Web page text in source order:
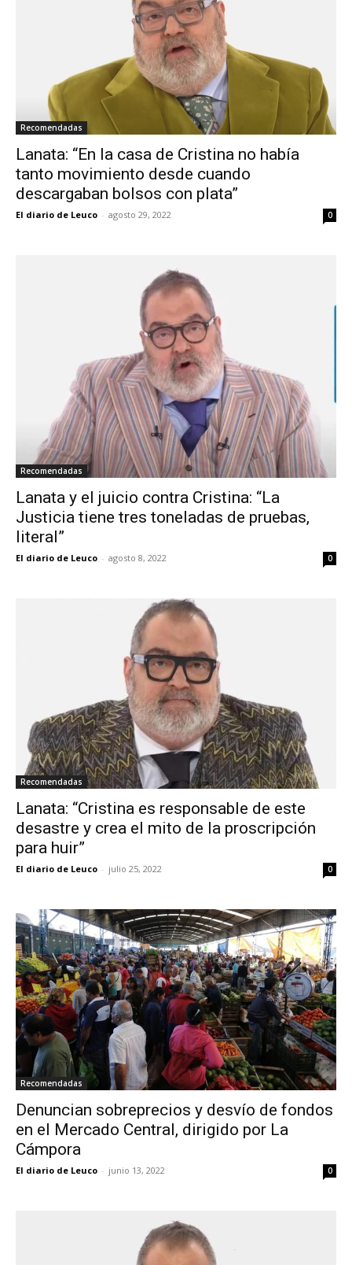
Recomendadas
Lanata: “En la casa de Cristina no había
tanto movimiento desde cuando
descargaban bolsos con plata”
El diario de Leuco - agosto 29, 2022 0
Recomendadas
Lanata y el juicio contra Cristina: “La
Justicia tiene tres toneladas de pruebas,
literal”
El diario de Leuco - agosto 8, 2022 0
Recomendadas
Lanata: “Cristina es responsable de este
desastre y crea el mito de la proscripción
para huir”
El diario de Leuco - julio 25, 2022 0
Recomendadas
Denuncian sobreprecios y desvío de fondos
en el Mercado Central, dirigido por La
Cámpora
El diario de Leuco - junio 13, 2022 0